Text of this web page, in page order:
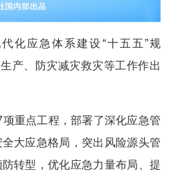
化应急体系建设“十五五”规
产、防灾减灾救灾等工作作出
重点工程，部署了深化应急管
大应急格局，突出风险源头管
转型，优化应急力量布局、提